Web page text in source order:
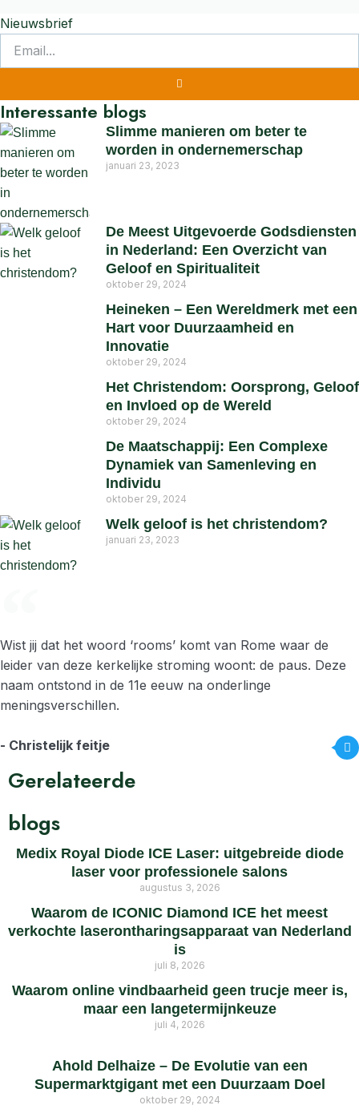
Nieuwsbrief
Interessante blogs
Slimme manieren om beter te
worden in ondernemerschap
januari 23, 2023
De Meest Uitgevoerde Godsdiensten
in Nederland: Een Overzicht van
Geloof en Spiritualiteit
oktober 29, 2024
Heineken – Een Wereldmerk met een
Hart voor Duurzaamheid en
Innovatie
oktober 29, 2024
Het Christendom: Oorsprong, Geloof
en Invloed op de Wereld
oktober 29, 2024
De Maatschappij: Een Complexe
Dynamiek van Samenleving en
Individu
oktober 29, 2024
Welk geloof is het christendom?
januari 23, 2023
Wist jij dat het woord ‘rooms’ komt van Rome waar de
leider van deze kerkelijke stroming woont: de paus. Deze
naam ontstond in de 11e eeuw na onderlinge
meningsverschillen.
- Christelijk feitje
Gerelateerde
blogs
Medix Royal Diode ICE Laser: uitgebreide diode
laser voor professionele salons
augustus 3, 2026
Waarom de ICONIC Diamond ICE het meest
verkochte laserontharingsapparaat van Nederland
is
juli 8, 2026
Waarom online vindbaarheid geen trucje meer is,
maar een langetermijnkeuze
juli 4, 2026
Ahold Delhaize – De Evolutie van een
Supermarktgigant met een Duurzaam Doel
oktober 29, 2024